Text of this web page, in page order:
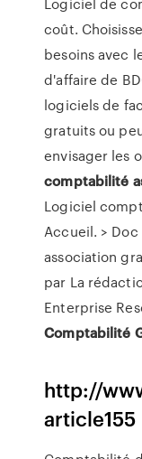
coût.
besoins avec
d'affaire de
logiciels de
gratuits ou
envisager les
comptabilité
Logiciel
Accueil. >
association
par La
Enterprise
Comptabilité
http://
article155